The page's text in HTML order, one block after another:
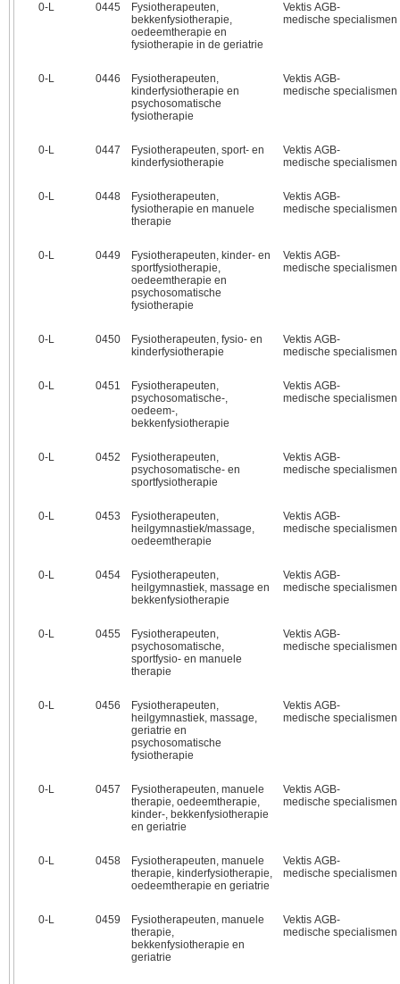
0‑L 0445
Fysiotherapeuten,
bekkenfysiotherapie,
oedeemtherapie en
fysiotherapie in de geriatrie
Vektis AGB-
medische specialismen
0‑L 0446
Fysiotherapeuten,
kinderfysiotherapie en
psychosomatische
fysiotherapie
Vektis AGB-
medische specialismen
0‑L 0447
Fysiotherapeuten, sport- en
kinderfysiotherapie
Vektis AGB-
medische specialismen
0‑L 0448
Fysiotherapeuten,
fysiotherapie en manuele
therapie
Vektis AGB-
medische specialismen
0‑L 0449
Fysiotherapeuten, kinder- en
sportfysiotherapie,
oedeemtherapie en
psychosomatische
fysiotherapie
Vektis AGB-
medische specialismen
0‑L 0450
Fysiotherapeuten, fysio- en
kinderfysiotherapie
Vektis AGB-
medische specialismen
0‑L 0451
Fysiotherapeuten,
psychosomatische-,
oedeem-,
bekkenfysiotherapie
Vektis AGB-
medische specialismen
0‑L 0452
Fysiotherapeuten,
psychosomatische- en
sportfysiotherapie
Vektis AGB-
medische specialismen
0‑L 0453
Fysiotherapeuten,
heilgymnastiek/massage,
oedeemtherapie
Vektis AGB-
medische specialismen
0‑L 0454
Fysiotherapeuten,
heilgymnastiek, massage en
bekkenfysiotherapie
Vektis AGB-
medische specialismen
0‑L 0455
Fysiotherapeuten,
psychosomatische,
sportfysio- en manuele
therapie
Vektis AGB-
medische specialismen
0‑L 0456
Fysiotherapeuten,
heilgymnastiek, massage,
geriatrie en
psychosomatische
fysiotherapie
Vektis AGB-
medische specialismen
0‑L 0457
Fysiotherapeuten, manuele
therapie, oedeemtherapie,
kinder-, bekkenfysiotherapie
en geriatrie
Vektis AGB-
medische specialismen
0‑L 0458
Fysiotherapeuten, manuele
therapie, kinderfysiotherapie,
oedeemtherapie en geriatrie
Vektis AGB-
medische specialismen
0‑L 0459
Fysiotherapeuten, manuele
therapie,
bekkenfysiotherapie en
geriatrie
Vektis AGB-
medische specialismen